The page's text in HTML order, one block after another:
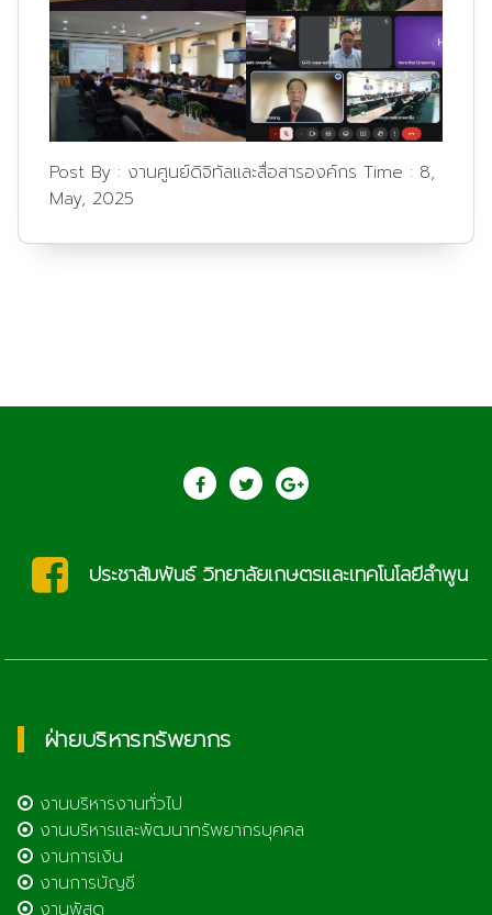
Post By : งานศูนย์ดิจิทัลและสื่อสารองค์กร Time : 8,
May, 2025
saraban@lcat.ac.th
ฝ่ายบริหารทรัพยากร
งานบริหารงานทั่วไป
งานบริหารและพัฒนาทรัพยากรบุคคล
งานการเงิน
งานการบัญชี